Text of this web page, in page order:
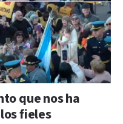
que nos ha
fieles